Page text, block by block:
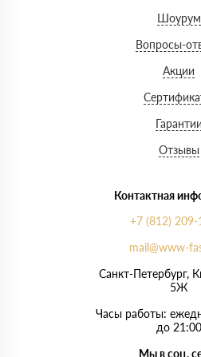
Шоурум
Вопросы-
Акции
Гарантии
Отзывы
Контактная
+7 (812) 209-
mail@www-
Санкт-Петербург,
5Ж
Часы работы:
до 21:00
Мы в соц.